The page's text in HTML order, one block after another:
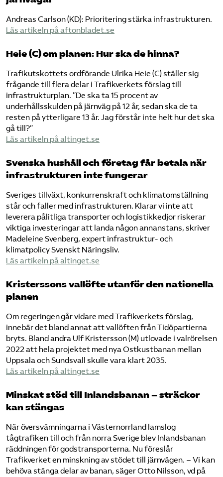
Andreas Carlson (KD): Prioritering stärka infrastrukturen.
Läs artikeln på aftonbladet.se
Heie (C) om planen: Hur ska de hinna?
Trafikutskottets ordförande Ulrika Heie (C) ställer sig
frågande till flera delar i Trafikverkets förslag till
infrastrukturplan. ”De ska ta 15 procent av
underhållsskulden på järnväg på 12 år, sedan ska de ta
resten på ytterligare 13 år. Jag förstår inte helt hur det ska
gå till?”
Läs artikeln på altinget.se
Svenska hushåll och företag får betala när
infrastrukturen inte fungerar
Sveriges tillväxt, konkurrenskraft och klimatomställning
står och faller med infrastrukturen. Klarar vi inte att
leverera pålitliga transporter och logistikkedjor riskerar
viktiga investeringar att landa någon annanstans, skriver
Madeleine Svenberg, expert infrastruktur- och
klimatpolicy Svenskt Näringsliv.
Läs artikeln på altinget.se
Kristerssons vallöfte utanför den nationella
planen
Om regeringen går vidare med Trafikverkets förslag,
innebär det bland annat att vallöften från Tidöpartierna
bryts. Bland andra Ulf Kristersson (M) utlovade i valrörelsen
2022 att hela projektet med nya Ostkustbanan mellan
Uppsala och Sundsvall skulle vara klart 2035.
Läs artikeln på altinget.se
Minskat stöd till Inlandsbanan – sträckor
kan stängas
När översvämningarna i Västernorrland lamslog
tågtrafiken till och från norra Sverige blev Inlandsbanan
räddningen för godstransporterna. Nu föreslår
Trafikverket en minskning av stödet till järnvägen. – Vi kan
behöva stänga delar av banan, säger Otto Nilsson, vd på